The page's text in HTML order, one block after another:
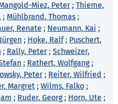
Miez, Peter ; Thieme,
; Mühlbrand, Thomas ;
Renate ; Neumann, Kai ;
; Hoke, Ralf; Puschert,
; Rally, Peter ; Schweizer,
; Rathert, Wolfgang;
Peter ; Reiter, Wilfried ;
Margret ; Wilms, Falko ;
; Ruder, Georg; Horn, Ute ;